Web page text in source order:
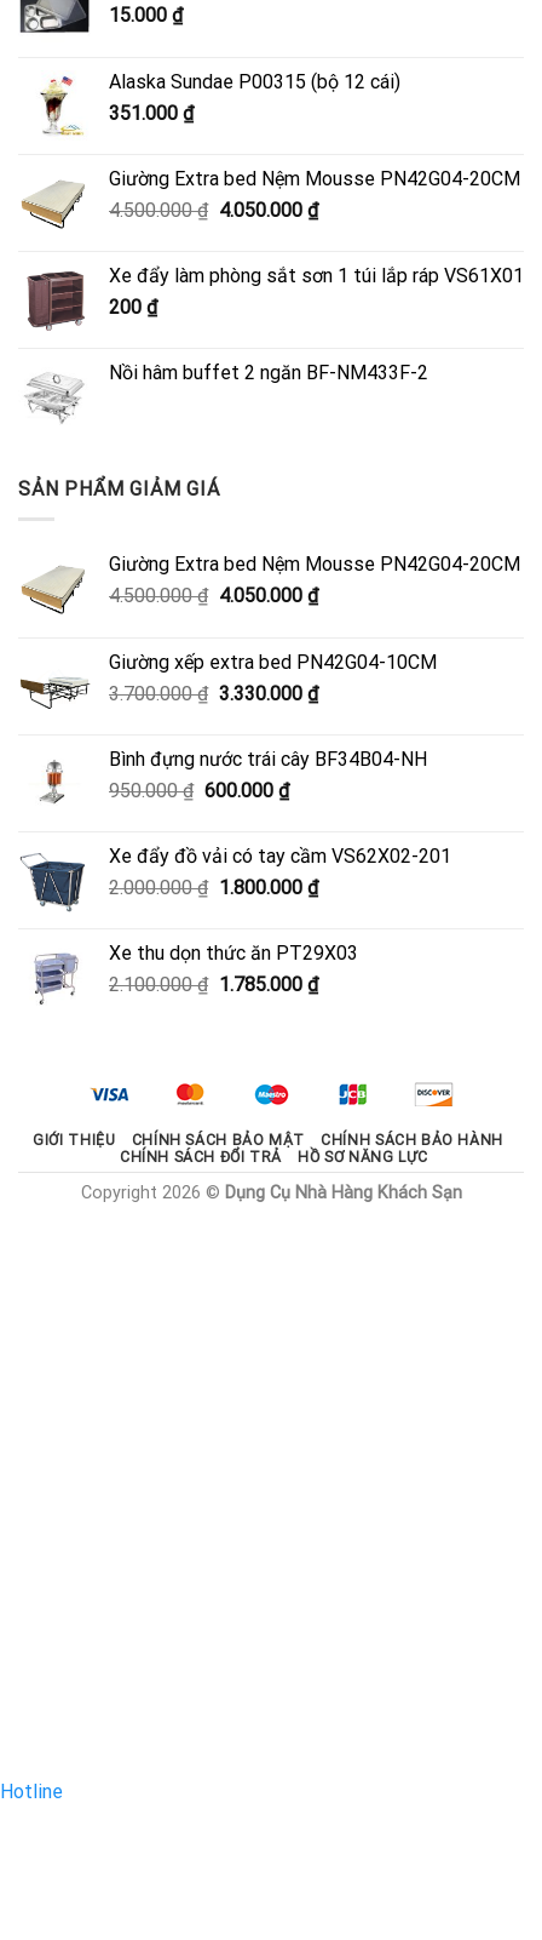
15.000 ₫
Alaska Sundae P00315 (bộ 12 cái)
351.000 ₫
Giường Extra bed Nệm Mousse PN42G04-20CM
4.500.000₫ Giá
4.500.000 ₫.
4.050.000 ₫Giá
là:
Xe đẩy làm phòng sắt sơn 1 túi lắp ráp VS61X01
200 ₫
Nồi hâm buffet 2 ngăn BF-NM433F-2
SẢN PHẨM GIẢM GIÁ
Giường Extra bed Nệm Mousse PN42G04-20CM
4.500.000₫ Giá
4.500.000 ₫.
4.050.000 ₫Giá
là:
4.050.000 ₫.
Giường xếp extra bed PN42G04-10CM
3.700.000₫ Giá
3.700.000 ₫.
3.330.000 ₫Giá
là:
Bình đựng nước trái cây BF34B04-NH
950.000₫ Giá
950.000 ₫.
600.000 ₫Giá
là:
600.000 ₫.
Xe đẩy đồ vải có tay cầm VS62X02-201
2.000.000₫ Giá
2.000.000 ₫.
1.800.000 ₫Giá
là:
1.800.000 ₫.
Xe thu dọn thức ăn PT29X03
2.100.000₫ Giá
1.785.000 ₫Giá
1.785.000 ₫.
GIỚI THIỆU CHÍNH SÁCH BẢO MẬT
CHÍNH SÁCH BẢO HÀNH
CHÍNH SÁCH ĐỔI TRẢ
HỒ SƠ NĂNG LỰC
Copyright 2026 © Dụng Cụ Nhà Hàng Khách Sạn
Hotline